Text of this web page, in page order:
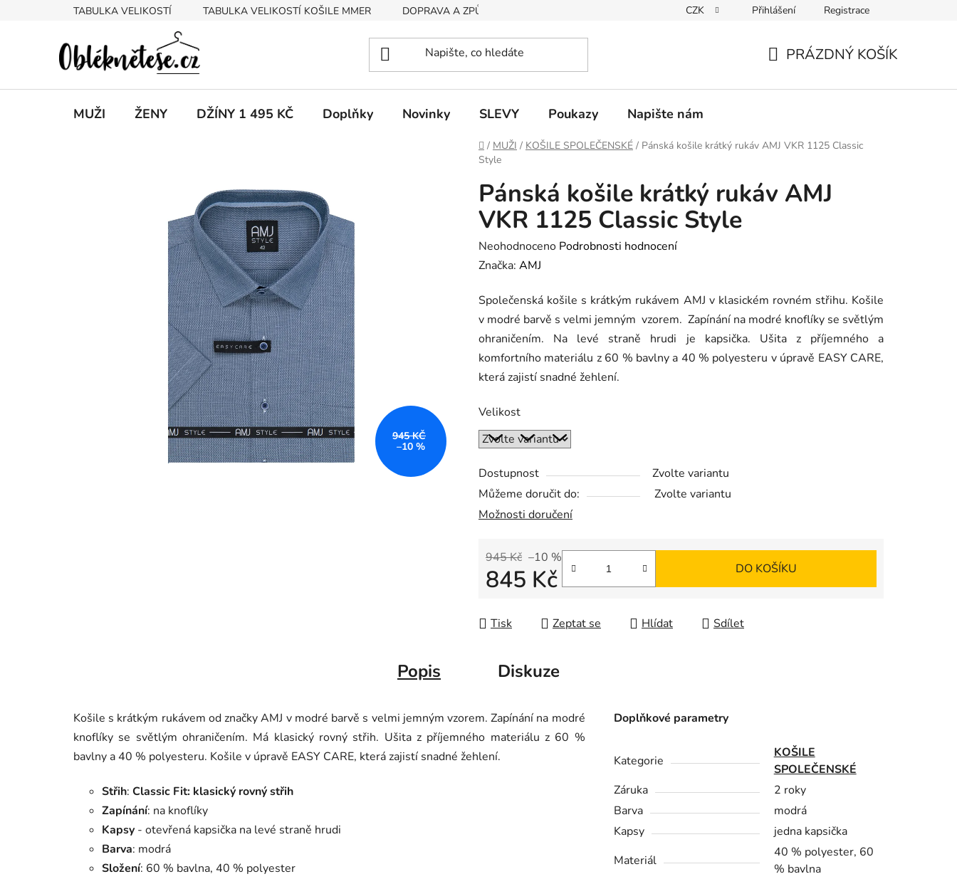
TABULKA VELIKOSTÍ TABULKA VELIKOSTÍ KOŠILE MMER DOPRAVA A ZPŮSOB PLATBY 30 DNÍ NA ROZMYŠLENOU VRÁCENÍ ZBOŽÍ
CZK Přihlášení Registrace
PRÁZDNÝ KOŠÍK
MUŽI ŽENY DŽÍNY 1 495 KČ Doplňky Novinky SLEVY Poukazy Napište nám
Domů
/ MUŽI / KOŠILE SPOLEČENSKÉ / Pánská košile krátký rukáv AMJ VKR 1125 Classic
Style
Pánská košile krátký rukáv AMJ
VKR 1125 Classic Style
Průměrné
hodnocení
je
0,0
z
5
hvězdiček.
Neohodnoceno Podrobnosti hodnocení
Značka: AMJ
Společenská košile s krátkým rukávem AMJ v klasickém rovném střihu. Košile
v modré barvě s velmi jemným vzorem. Zapínání na modré knoflíky se světlým
ohraničením. Na levé straně hrudi je kapsička. Ušita z příjemného a
komfortního materiálu z 60 % bavlny a 40 % polyesteru v úpravě EASY CARE,
která zajistí snadné žehlení.
Velikost
Dostupnost
Zvolte variantu
Můžeme doručit do:
Zvolte variantu
Možnosti doručení
945 Kč –10 %
845 Kč DO KOŠÍKU
Tisk Zeptat se Hlídat Sdílet
945 KČ
–10 %
Popis Diskuze
Košile s krátkým rukávem od značky AMJ v modré barvě s velmi jemným vzorem. Zapínání na modré
knoflíky se světlým ohraničením. Má klasický rovný střih. Ušita z příjemného materiálu z 60 %
bavlny a 40 % polyesteru. Košile v úpravě EASY CARE, která zajistí snadné žehlení.
Střih: Classic Fit: klasický rovný střih
Zapínání: na knoflíky
Kapsy - otevřená kapsička na levé straně hrudi
Barva: modrá
Složení: 60 % bavlna, 40 % polyester
Doplňkové parametry
Kategorie
KOŠILE
SPOLEČENSKÉ
Záruka
2 roky
Barva
modrá
Kapsy
jedna kapsička
Materiál
40 % polyester, 60
% bavlna